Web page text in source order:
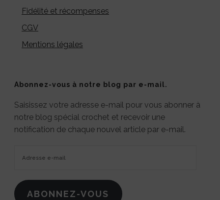
Fidélité et récompenses
CGV
Mentions légales
Abonnez-vous à notre blog par e-mail.
Saisissez votre adresse e-mail pour vous abonner à
notre blog spécial crochet et recevoir une
notification de chaque nouvel article par e-mail.
ABONNEZ-VOUS